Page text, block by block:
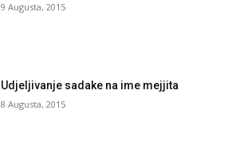
9 Augusta, 2015
Udjeljivanje sadake na ime mejjita
8 Augusta, 2015